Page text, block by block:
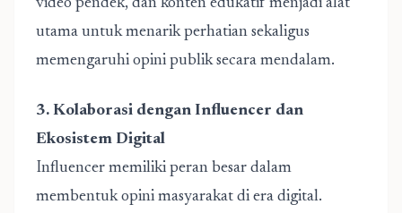
video pendek, dan konten edukatif menjadi alat
utama untuk menarik perhatian sekaligus
memengaruhi opini publik secara mendalam.
3. Kolaborasi dengan Influencer dan
Ekosistem Digital
Influencer memiliki peran besar dalam
membentuk opini masyarakat di era digital.